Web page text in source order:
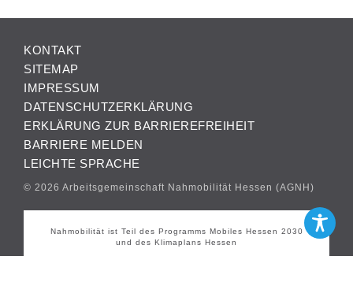
KONTAKT
SITEMAP
IMPRESSUM
DATENSCHUTZERKLÄRUNG
ERKLÄRUNG ZUR BARRIEREFREIHEIT
BARRIERE MELDEN
LEICHTE SPRACHE
© 2026 Arbeitsgemeinschaft Nahmobilität Hessen (AGNH)
Nahmobilität ist Teil des Programms Mobiles Hessen 2030
und des Klimaplans Hessen